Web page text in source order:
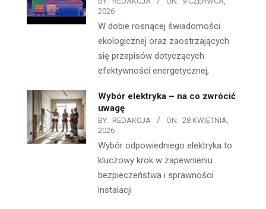
2026
W dobie rosnącej świadomości
ekologicznej oraz zaostrzających
się przepisów dotyczących
efektywności energetycznej,
Wybór elektryka – na co zwrócić
uwagę
BY: REDAKCJA ON: 28 KWIETNIA,
2026
Wybór odpowiedniego elektryka to
kluczowy krok w zapewnieniu
bezpieczeństwa i sprawności
instalacji